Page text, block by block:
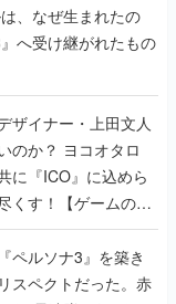
ザイナー・上田文人
のか？ ヨコオタロ
に『ICO』に込めら
くす！【ゲームの企
ペルソナ3』を築き
スペクトだった。赤
た“愚連隊”がシリー
まで【橋野桂インタ